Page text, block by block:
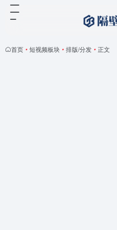
首页 • 短视频板块 • 排版/分发 • 正文